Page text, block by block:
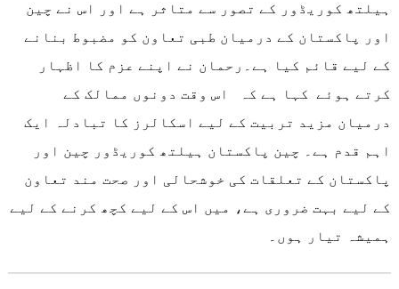
ہیلتھ کوریڈور کے تصور سے متاثر ہے اور اس نے چین
اور پاکستان کے درمیان طبی تعاون کو مضبوط بنانے
کے لیے قائم کیا ہے۔رحمان نے اپنے عزم کا اظہار
کرتے ہوئے کہا ہے کہ اس وقت دونوں ممالک کے
درمیان مزید تربیت کے لیے اسکالرز کا تبادلہ ایک
اہم قدم ہے۔ چین پاکستان ہیلتھ کوریڈور چین اور
پاکستان کے تعلقات کی خوشحالی اور صحت مند تعاون
کے لیے بہت ضروری ہے، میں اس کے لیے کچھ کرنے کے لیے
ہمیشہ تیار ہوں۔